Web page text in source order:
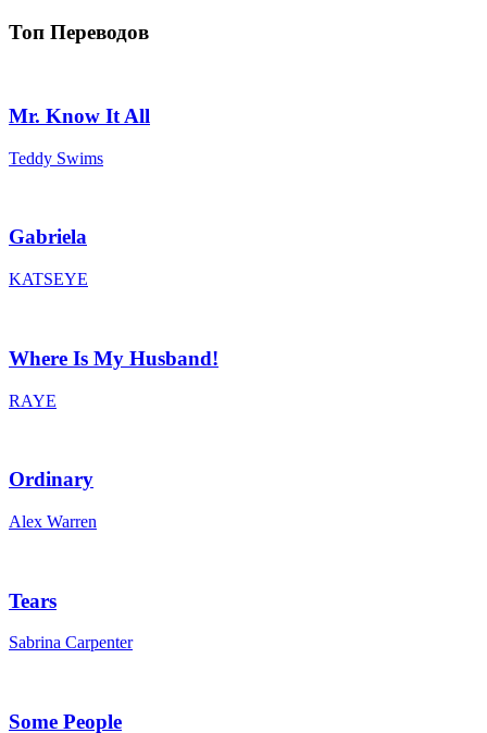
Топ Переводов
Mr. Know It All
Teddy Swims
Gabriela
KATSEYE
Where Is My Husband!
RAYE
Ordinary
Alex Warren
Tears
Sabrina Carpenter
Some People